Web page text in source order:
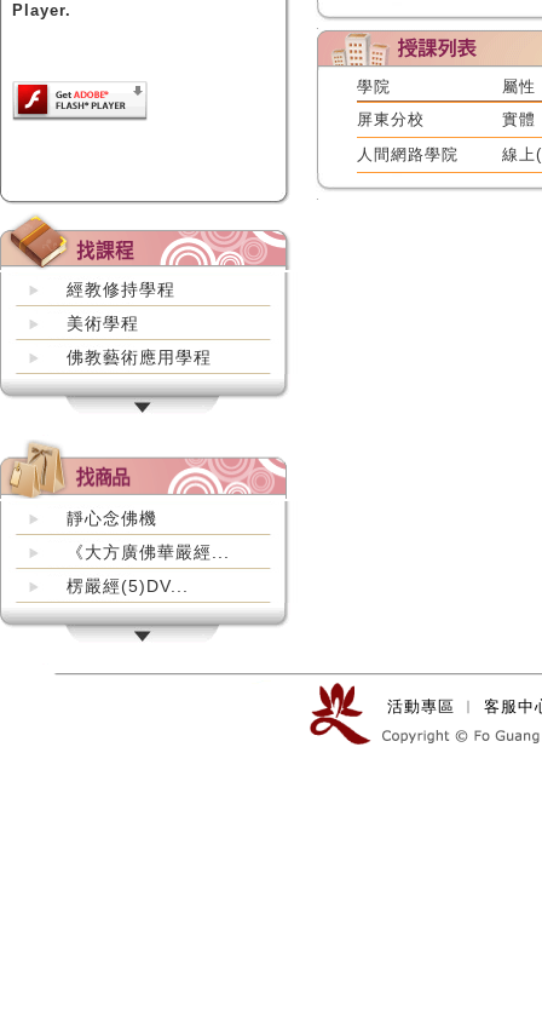
Player.
經教修持學程
美術學程
佛教藝術應用學程
靜心念佛機
《大方廣佛華嚴經...
楞嚴經(5)DV...
學院
屬性
屏東分校
實體
人間網路學院
線上
活動專區 ︱ 客服中